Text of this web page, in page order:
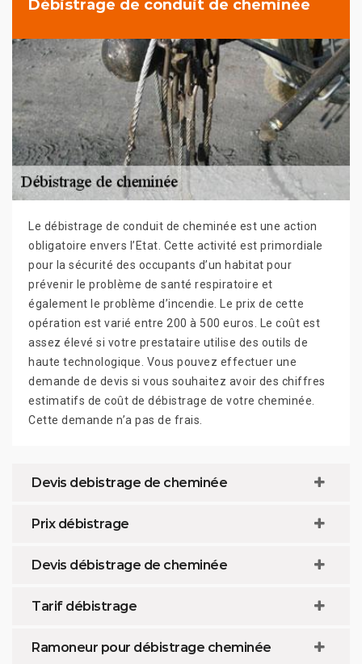
Débistrage de conduit de cheminée
Le débistrage de conduit de cheminée est une action
obligatoire envers l’Etat. Cette activité est primordiale
pour la sécurité des occupants d’un habitat pour
prévenir le problème de santé respiratoire et
également le problème d’incendie. Le prix de cette
opération est varié entre 200 à 500 euros. Le coût est
assez élevé si votre prestataire utilise des outils de
haute technologique. Vous pouvez effectuer une
demande de devis si vous souhaitez avoir des chiffres
estimatifs de coût de débistrage de votre cheminée.
Cette demande n’a pas de frais.
Devis debistrage de cheminée
Prix débistrage
Devis débistrage de cheminée
Tarif débistrage
Ramoneur pour débistrage cheminée